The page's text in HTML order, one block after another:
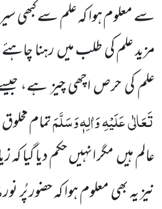
سے معلوم ہوا کہ علم سے کبھی
مزید علم کی طلب میںرہنا
علم کی حرص اچھی چیز ہے،
تَعَالٰیعَلَیْہِوَاٰلِہٖ وَسَلَّمَتمام
عالم ہیںمگر انہیں حکم دیا گیا کہ
نیز یہ بھی معلوم ہوا کہ حضور پُر نور